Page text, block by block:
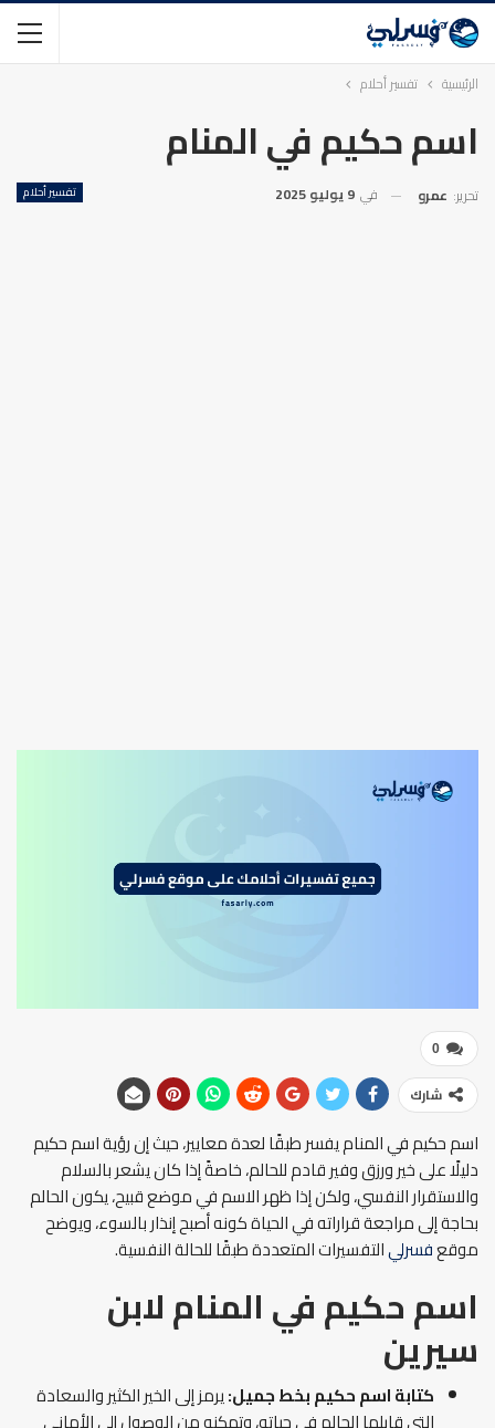
الرئيسية تفسير أحلام
اسم حكيم في المنام
تفسير أحلام تحرير: عمرو في 9 يوليو 2025
0
شارك
اسم حكيم في المنام يفسر طبقًا لعدة معايير، حيث إن رؤية اسم حكيم
دليلًا على خير ورزق وفير قادم للحالم، خاصةً إذا كان يشعر بالسلام
والاستقرار النفسي، ولكن إذا ظهر الاسم في موضع قبيح، يكون الحالم
بحاجة إلى مراجعة قراراته في الحياة كونه أصبح إنذار بالسوء، ويوضح
موقعفسرليالتفسيرات المتعددة طبقًا للحالة النفسية.
اسم حكيم في المناملابن
سيرين
كتابة اسم حكيم بخط جميل:يرمز إلى الخير الكثير والسعادة